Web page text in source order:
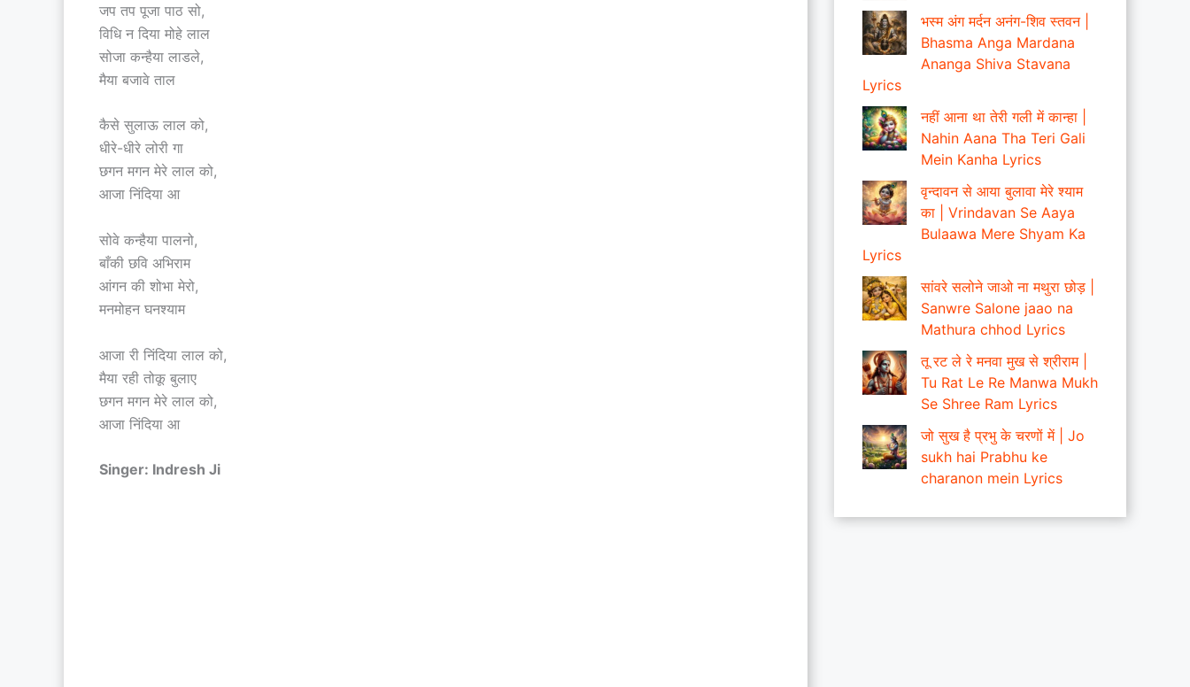
जप तप पूजा पाठ सो,
विधि न दिया मोहे लाल
सोजा कन्हैया लाडले,
मैया बजावे ताल
कैसे सुलाऊ लाल को,
धीरे-धीरे लोरी गा
छगन मगन मेरे लाल को,
आजा निंदिया आ
सोवे कन्हैया पालनो,
बाँकी छवि अभिराम
आंगन की शोभा मेरो,
मनमोहन घनश्याम
आजा री निंदिया लाल को,
मैया रही तोकू बुलाए
छगन मगन मेरे लाल को,
आजा निंदिया आ
Singer: Indresh Ji
भस्म अंग मर्दन अनंग-शिव स्तवन |
Bhasma Anga Mardana
Ananga Shiva Stavana
Lyrics
नहीं आना था तेरी गली में कान्हा |
Nahin Aana Tha Teri Gali
Mein Kanha Lyrics
वृन्दावन से आया बुलावा मेरे श्याम
का | Vrindavan Se Aaya
Bulaawa Mere Shyam Ka
Lyrics
सांवरे सलोने जाओ ना मथुरा छोड़ |
Sanwre Salone jaao na
Mathura chhod Lyrics
तू रट ले रे मनवा मुख से श्रीराम |
Tu Rat Le Re Manwa Mukh
Se Shree Ram Lyrics
जो सुख है प्रभु के चरणों में | Jo
sukh hai Prabhu ke
charanon mein Lyrics